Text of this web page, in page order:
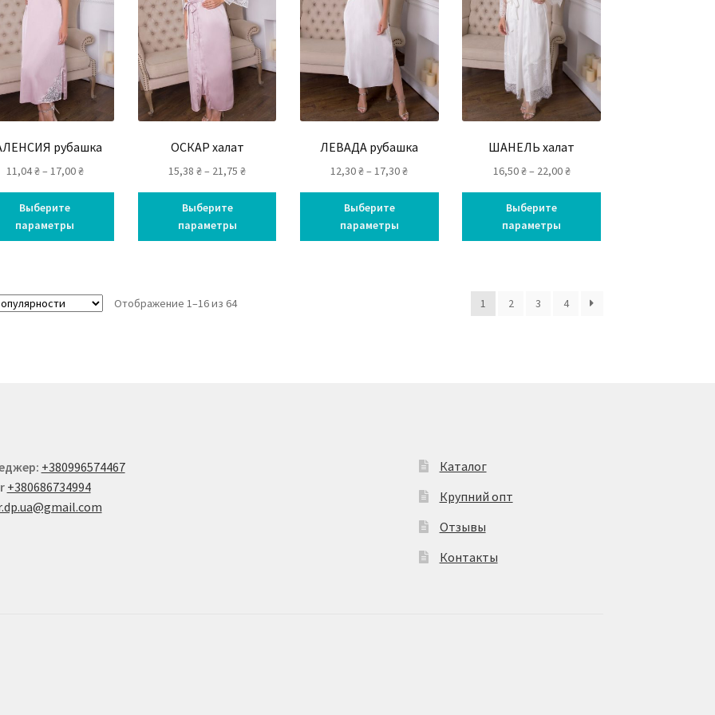
рубашка
11,04₴– 17,00₴
Выберите
параметры
ОСКАР халат
15,38₴– 21,75₴
Выберите
параметры
ЛЕВАДА рубашка
12,30₴–17,30₴
Выберите
параметры
ШАНЕЛЬ халат
16,50₴– 22,00₴
Выберите
параметры
Отображение 1–16 из 64 1 2 3 4
+380996574467
+380686734994
Каталог
Крупний опт
Отзывы
Контакты